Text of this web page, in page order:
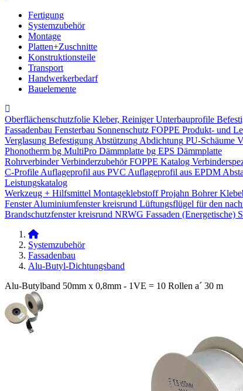
Fertigung
Systemzubehör
Montage
Platten+Zuschnitte
Konstruktionsteile
Transport
Handwerkerbedarf
Bauelemente
Oberflächenschutzfolie Kleber, Reiniger Unterbauprofile
Fassadenbau Fensterbau Sonnenschutz FOPPE Produkt- und
Verglasung Befestigung Abstützung Abdichtung PU-Schäume
Phonotherm bg MultiPro Dämmplatte bg EPS Dämmplatte
Rohrverbinder Verbinderzubehör FOPPE Katalog
C-Profile Auflageprofil aus PVC Auflageprofil aus EPDM
Leistungskatalog
Werkzeug + Hilfsmittel Montageklebstoff Projahn Bohrer
Fenster Aluminiumfenster kreisrund Lüftungsflügel für den
Brandschutzfenster kreisrund NRWG Fassaden (Energetische)
Systemzubehör
Fassadenbau
Alu-Butyl-Dichtungsband
Alu-Butylband 50mm x 0,8mm - 1VE = 10 Rollen a´ 30 m